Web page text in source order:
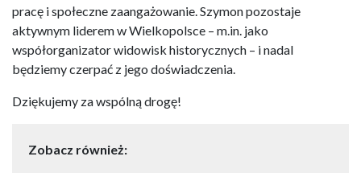
pracę i społeczne zaangażowanie. Szymon pozostaje
aktywnym liderem w Wielkopolsce – m.in. jako
współorganizator widowisk historycznych – i nadal
będziemy czerpać z jego doświadczenia.
Dziękujemy za wspólną drogę!
Zobacz również: